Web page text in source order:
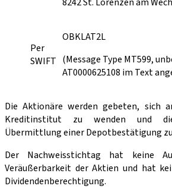
8242 St. Lorenzen am
Per
SWIFT
OBKLAT2L
(Message Type MT599,
AT0000625108 im Text
Die Aktionäre werden gebeten, sich
Kreditinstitut zu wenden und
Übermittlung einer Depotbestätigung
Der Nachweisstichtag hat keine
Veräußerbarkeit der Aktien und hat
Dividendenberechtigung.